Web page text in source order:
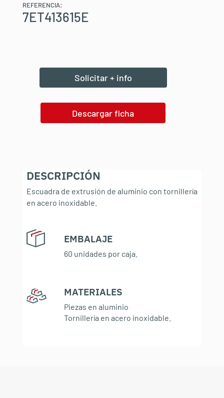
REFERENCIA:
7ET413615E
Solicitar + info
Descargar ficha
DESCRIPCIÓN
Escuadra de extrusión de aluminio con tornillería
en acero inoxidable.
EMBALAJE:
60 unidades por caja.
MATERIALES
Piezas en aluminio
Tornillería en acero inoxidable.